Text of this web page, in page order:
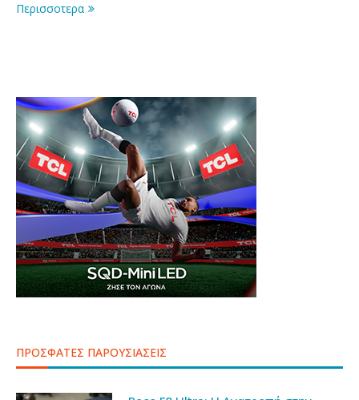
Περισσοτερα
ΠΡΟΣΦΑΤΕΣ ΠΑΡΟΥΣΙΑΣΕΙΣ